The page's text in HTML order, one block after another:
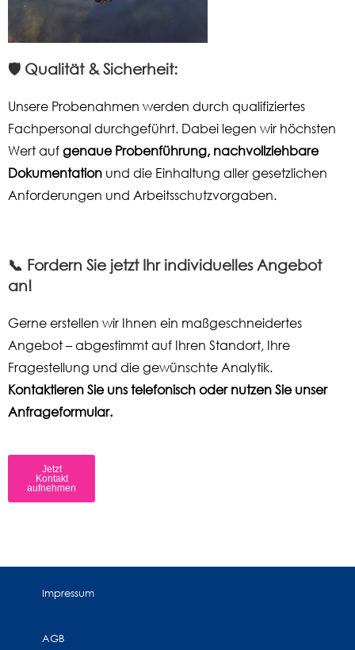
🛡️ Qualität & Sicherheit:
Unsere Probenahmen werden durch qualifiziertes
Fachpersonal durchgeführt. Dabei legen wir höchsten
Wert auf genaue Probenführung, nachvollziehbare
Dokumentation und die Einhaltung aller gesetzlichen
Anforderungen und Arbeitsschutzvorgaben.
📞 Fordern Sie jetzt Ihr individuelles Angebot
an!
Gerne erstellen wir Ihnen ein maßgeschneidertes
Angebot – abgestimmt auf Ihren Standort, Ihre
Fragestellung und die gewünschte Analytik.
Kontaktieren Sie uns telefonisch oder nutzen Sie unser
Anfrageformular.
Jetzt
Kontakt
aufnehmen
Impressum
AGB